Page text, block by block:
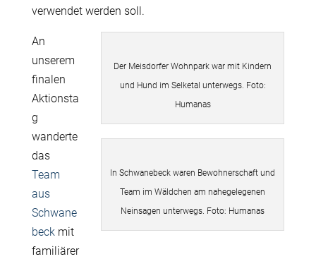
verwendet werden soll.
Der Meisdorfer Wohnpark war mit Kindern
und Hund im Selketal unterwegs. Foto:
Humanas
In Schwanebeck waren Bewohnerschaft und
Team im Wäldchen am nahegelegenen
Neinsagen unterwegs. Foto: Humanas
An
unserem
finalen
Aktionsta
g
wanderte
das
Team
aus
Schwane
beckmit
familiärer